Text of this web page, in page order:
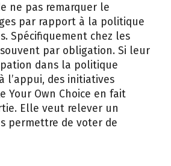
ne pas remarquer le
par rapport à la politique
Spécifiquement chez les
par obligation. Si leur
dans la politique
l’appui, des initiatives
Your Own Choice en fait
Elle veut relever un
permettre de voter de